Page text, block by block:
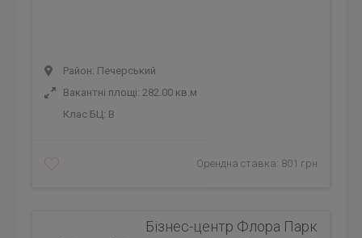
Район: Печерський
Вакантні площі: 282.00 кв.м
Клас БЦ: B
Орендна ставка: 801 грн
Бізнес-центр Флора Парк